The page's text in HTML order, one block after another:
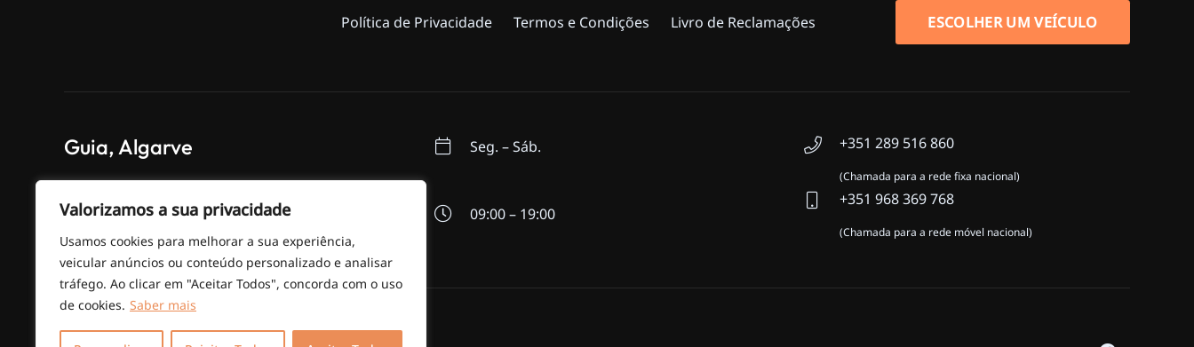
Valorizamos a sua privacidade
Usamos cookies para melhorar a sua experiência,
veicular anúncios ou conteúdo personalizado e analisar
tráfego. Ao clicar em "Aceitar Todos", concorda com o uso
de cookies. Saber mais
Política de Privacidade Termos e Condições Livro de Reclamações ESCOLHER UM VEÍCULO
Guia, Algarve
EN 125 – Poço das Canas km 69
Seg. – Sáb.
09:00 – 19:00
+351 289 516 860
(Chamada para a rede fixa nacional)
+351 968 369 768
(Chamada para a rede móvel nacional)